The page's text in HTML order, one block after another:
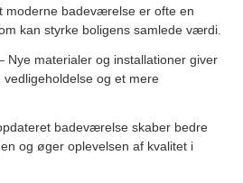
moderne badeværelse er ofte en
kan styrke boligens samlede værdi.
Nye materialer og installationer giver
og et mere
badeværelse skaber bedre
og øger oplevelsen af kvalitet i